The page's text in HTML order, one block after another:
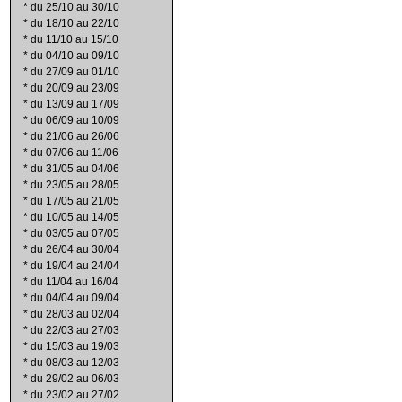
* du 25/10 au 30/10
* du 18/10 au 22/10
* du 11/10 au 15/10
* du 04/10 au 09/10
* du 27/09 au 01/10
* du 20/09 au 23/09
* du 13/09 au 17/09
* du 06/09 au 10/09
* du 21/06 au 26/06
* du 07/06 au 11/06
* du 31/05 au 04/06
* du 23/05 au 28/05
* du 17/05 au 21/05
* du 10/05 au 14/05
* du 03/05 au 07/05
* du 26/04 au 30/04
* du 19/04 au 24/04
* du 11/04 au 16/04
* du 04/04 au 09/04
* du 28/03 au 02/04
* du 22/03 au 27/03
* du 15/03 au 19/03
* du 08/03 au 12/03
* du 29/02 au 06/03
* du 23/02 au 27/02